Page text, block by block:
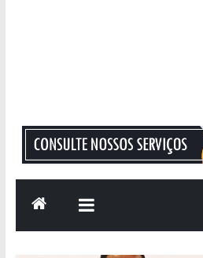
Grita
São
Paulo